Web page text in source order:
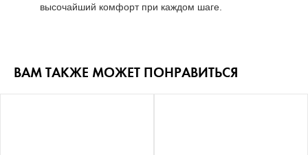
высочайший комфорт при каждом шаге.
ВАМ ТАКЖЕ МОЖЕТ ПОНРАВИТЬСЯ